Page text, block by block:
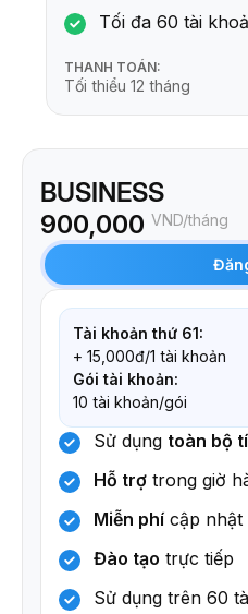
Tối đa 60 tài
THANH TOÁN:
Tối thiểu 12 tháng
BUSINESS
900,000 VND/tháng
Tài khoản thứ 61:
+ 15,000đ/1 tài khoản
Gói tài khoản:
10 tài khoản/gói
Sử dụng toàn bộ
Hỗ trợ trong giờ
Miễn phí cập nhật
Đào tạo trực tiếp
Sử dụng trên 60